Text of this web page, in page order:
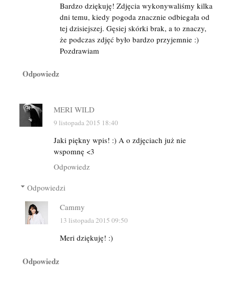
Bardzo dziękuję! Zdjęcia wykonywaliśmy kilka
dni temu, kiedy pogoda znacznie odbiegała od
tej dzisiejszej. Gęsiej skórki brak, a to znaczy,
że podczas zdjęć było bardzo przyjemnie :)
Pozdrawiam
Odpowiedz
MERI WILD
9 listopada 2015 18:40
Jaki piękny wpis! :) A o zdjęciach już nie
wspomnę <3
Odpowiedz
Odpowiedzi
Cammy
13 listopada 2015 09:50
Meri dziękuję! :)
Odpowiedz